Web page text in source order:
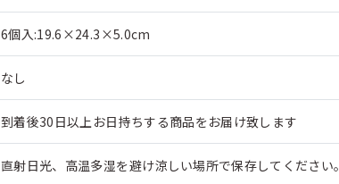
6個入:19.6×24.3×5.0cm
なし
到着後30日以上お日持ちする商品をお届け致します
直射日光、高温多湿を避け涼しい場所で保存してください